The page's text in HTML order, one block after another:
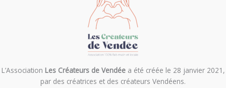
L’Association Les Créateurs de Vendée a été créée le 28 janvier 2021,
par des créatrices et des créateurs Vendéens.